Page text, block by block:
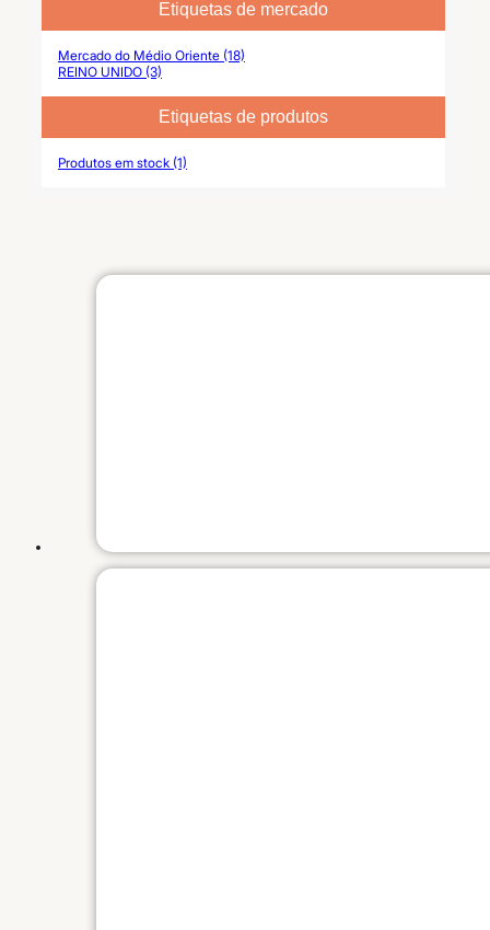
Etiquetas de mercado
Mercado do Médio Oriente (18)
REINO UNIDO (3)
Etiquetas de produtos
Produtos em stock (1)